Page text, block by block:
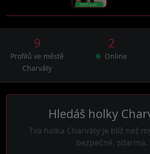
9
Profilů ve městě
Charváty
2
Online
Hledáš holky
Tvá holka Charváty je blíž než
bezpečně, zdarma.